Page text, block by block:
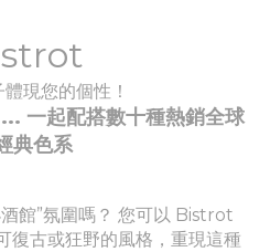
現您的個性！
一起配搭數十種熱銷全球
典色系
館”氛圍嗎？ 您可以 Bistrot
復古或狂野的風格，重現這種